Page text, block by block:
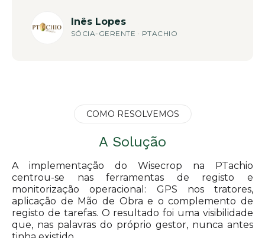
Inês Lopes
SÓCIA-GERENTE · PTACHIO
COMO RESOLVEMOS
A Solução
A implementação do Wisecrop na PTachio
centrou-se nas ferramentas de registo e
monitorização operacional: GPS nos tratores,
aplicação de Mão de Obra e o complemento de
registo de tarefas. O resultado foi uma visibilidade
que, nas palavras do próprio gestor, nunca antes